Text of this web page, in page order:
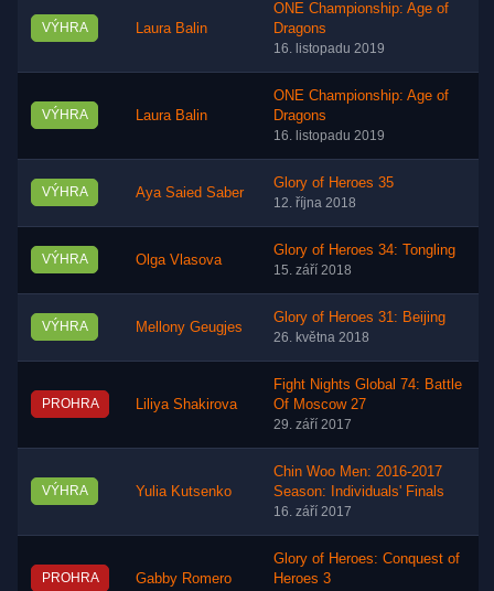
VÝHRA Laura Balin
ONE Championship: Age of
Dragons
16. listopadu 2019
VÝHRA Laura Balin
ONE Championship: Age of
Dragons
16. listopadu 2019
VÝHRA Aya Saied Saber
Glory of Heroes 35
12. října 2018
VÝHRA Olga Vlasova
Glory of Heroes 34: Tongling
15. září 2018
VÝHRA Mellony Geugjes
Glory of Heroes 31: Beijing
26. května 2018
PROHRA Liliya Shakirova
Fight Nights Global 74: Battle
Of Moscow 27
29. září 2017
VÝHRA Yulia Kutsenko
Chin Woo Men: 2016-2017
Season: Individuals' Finals
16. září 2017
PROHRA Gabby Romero
Glory of Heroes: Conquest of
Heroes 3